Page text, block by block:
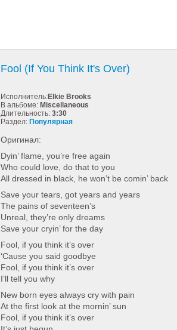
Fool (If You Think It's Over)
Исполнитель:Elkie Brooks
В альбоме: Miscellaneous
Длительность: 3:30
Раздел: Популярная
Оригинал:
Dyin’ flame, you’re free again
Who could love, do that to you
All dressed in black, he won’t be comin’ back
Save your tears, got years and years
The pains of seventeen’s
Unreal, they’re only dreams
Save your cryin’ for the day
Fool, if you think it’s over
‘Cause you said goodbye
Fool, if you think it’s over
I’ll tell you why
New born eyes always cry with pain
At the first look at the mornin’ sun
Fool, if you think it’s over